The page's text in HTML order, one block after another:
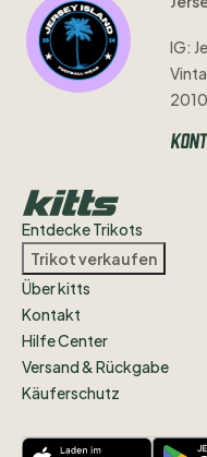
IG:
Entdecke Trikots
Trikot verkaufen
Über kitts
Kontakt
Hilfe Center
Versand & Rückgabe
Käuferschutz